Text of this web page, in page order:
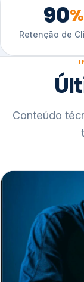
90%
Retenção de
Conteúdo